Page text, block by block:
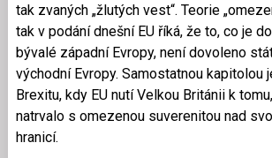
tak zvaných „žlutých vest“. Teorie
tak v podání dnešní EU říká, že to, co je
bývalé západní Evropy, není dovoleno
východní Evropy. Samostatnou kapitolou
Brexitu, kdy EU nutí Velkou Británii k
natrvalo s omezenou suverenitou nad
hranicí.